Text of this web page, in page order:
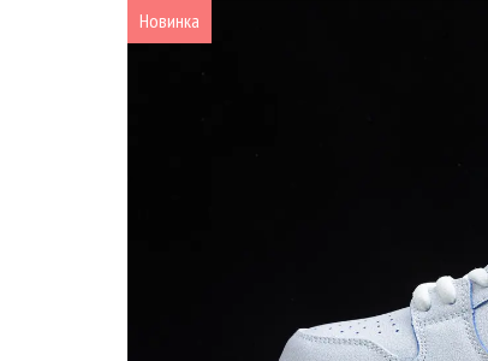
Новинка